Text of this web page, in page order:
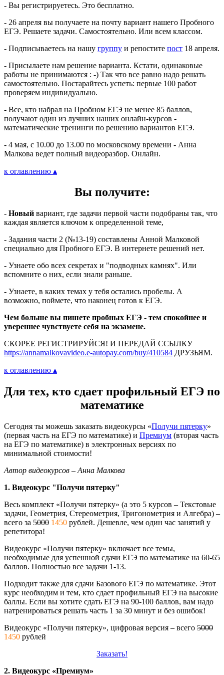
- Вы регистрируетесь. Это бесплатно.
- 26 апреля вы получаете на почту вариант нашего Пробного
ЕГЭ. Решаете задачи. Самостоятельно. Или всем классом.
- Подписываетесь на нашу группу и репостите пост 18 апреля.
- Присылаете нам решение варианта. Кстати, одинаковые
работы не принимаются : -) Так что все равно надо решать
самостоятельно. Постарайтесь успеть: первые 100 работ
проверяем индивидуально.
- Все, кто набрал на Пробном ЕГЭ не менее 85 баллов,
получают один из лучших наших онлайн-курсов -
математические тренинги по решению вариантов ЕГЭ.
- 4 мая, с 10.00 до 13.00 по московскому времени - Анна
Малкова ведет полный видеоразбор. Онлайн.
к оглавлению ▴
Вы получите:
- Новый вариант, где задачи первой части подобраны так, что
каждая является ключом к определенной теме,
- Задания части 2 (№13-19) составлены Анной Малковой
специально для Пробного ЕГЭ. В интернете решений нет.
- Узнаете обо всех секретах и "подводных камнях". Или
вспомните о них, если знали раньше.
- Узнаете, в каких темах у тебя остались пробелы. А
возможно, поймете, что наконец готов к ЕГЭ.
Чем больше вы пишете пробных ЕГЭ - тем спокойнее и
увереннее чувствуете себя на экзамене.
СКОРЕЕ РЕГИСТРИРУЙСЯ! И ПЕРЕДАЙ ССЫЛКУ
https://annamalkovavideo.e-autopay.com/buy/410584 ДРУЗЬЯМ.
к оглавлению ▴
Для тех, кто сдает профильный ЕГЭ по
математике
Сегодня ты можешь заказать видеокурсы «Получи пятерку»
(первая часть на ЕГЭ по математике) и Премиум (вторая часть
на ЕГЭ по математике) в электронных версиях по
минимальной стоимости!
Автор видеокурсов – Анна Малкова
1. Видеокурс "Получи пятерку"
Весь комплект «Получи пятерку» (а это 5 курсов – Текстовые
задачи, Геометрия, Стереометрия, Тригонометрия и Алгебра) –
всего за 5000 1450 рублей. Дешевле, чем один час занятий у
репетитора!
Видеокурс «Получи пятерку» включает все темы,
необходимые для успешной сдачи ЕГЭ по математике на 60-65
баллов. Полностью все задачи 1-13.
Подходит также для сдачи Базового ЕГЭ по математике. Этот
курс необходим и тем, кто сдает профильный ЕГЭ на высокие
баллы. Если вы хотите сдать ЕГЭ на 90-100 баллов, вам надо
натренироваться решать часть 1 за 30 минут и без ошибок!
Видеокурс «Получи пятерку», цифровая версия – всего 5000
1450 рублей
Заказать!
2. Видеокурс «Премиум»